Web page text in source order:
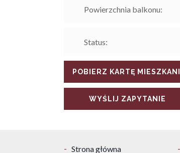
Powierzchnia balkonu:
Status:
POBIERZ KARTĘ
WYŚLIJ ZAPYTANIE
Strona główna